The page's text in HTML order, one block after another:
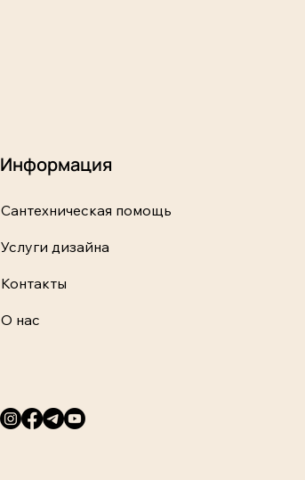
Информация
Сантехническая помощь
Услуги дизайна
Контакты
О нас